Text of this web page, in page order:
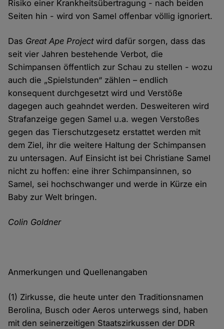
Risiko einer Krankheitsübertragung - nach beiden
Seiten hin - wird von Samel offenbar völlig ignoriert.
Das Great Ape Projectwird dafür sorgen, dass das
seit vier Jahren bestehende Verbot, die
Schimpansen öffentlich zur Schau zu stellen - wozu
auch die „Spielstunden“ zählen – endlich
konsequent durchgesetzt wird und Verstöße
dagegen auch geahndet werden. Desweiteren wird
Strafanzeige gegen Samel u.a. wegen Verstoßes
gegen das Tierschutzgesetz erstattet werden mit
dem Ziel, ihr die weitere Haltung der Schimpansen
zu untersagen. Auf Einsicht ist bei Christiane Samel
nicht zu hoffen: eine ihrer Schimpansinnen, so
Samel, sei hochschwanger und werde in Kürze ein
Baby zur Welt bringen.
Colin Goldner
Anmerkungen und Quellenangaben
(1) Zirkusse, die heute unter den Traditionsnamen
Berolina, Busch oder Aeros unterwegs sind, haben
mit den seinerzeitigen Staatszirkussen der DDR